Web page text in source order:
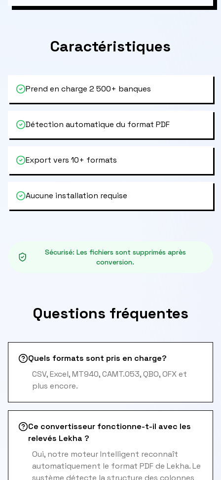
Caractéristiques
Prend en charge 2 500+ banques
Détection automatique du format PDF
Export vers 10+ formats
Aucune installation requise
Sécurisé: Les fichiers sont supprimés après
conversion.
Questions fréquentes
Quels formats sont pris en charge?
CSV, Excel, MT940, CAMT.053, QBO, OFX et
plus encore.
Ce convertisseur fonctionne-t-il avec les
relevés Lekha ?
Oui, notre moteur Intelligent reconnaît
automatiquement le format PDF de Lekha. Le
système détecte la structure des colonnes